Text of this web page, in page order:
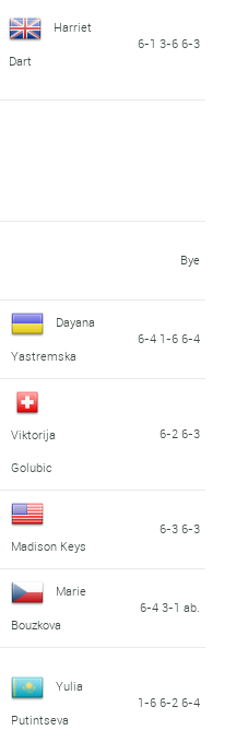
Harriet
Dart
6-1 3-6 6-3
Bye
Dayana
Yastremska
6-4 1-6 6-4
Viktorija
Golubic
6-2 6-3
Madison Keys
6-3 6-3
Marie
Bouzkova
6-4 3-1 ab.
Yulia
Putintseva
1-6 6-2 6-4